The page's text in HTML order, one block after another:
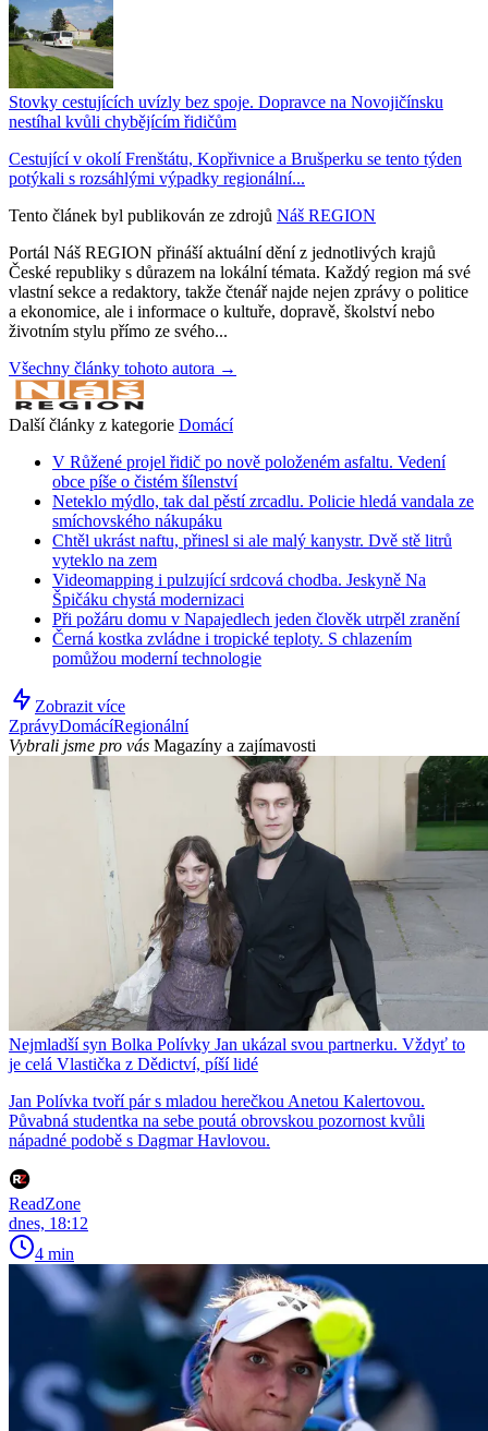
Stovky cestujících uvízly bez spoje. Dopravce na Novojičínsku
nestíhal kvůli chybějícím řidičům
Cestující v okolí Frenštátu, Kopřivnice a Brušperku se tento týden
potýkali s rozsáhlými výpadky regionální...
Tento článek byl publikován ze zdrojů Náš REGION
Portál Náš REGION přináší aktuální dění z jednotlivých krajů
České republiky s důrazem na lokální témata. Každý region má své
vlastní sekce a redaktory, takže čtenář najde nejen zprávy o politice
a ekonomice, ale i informace o kultuře, dopravě, školství nebo
životním stylu přímo ze svého...
Všechny články tohoto autora →
Další články z kategorie Domácí
V Růžené projel řidič po nově položeném asfaltu. Vedení
obce píše o čistém šílenství
Neteklo mýdlo, tak dal pěstí zrcadlu. Policie hledá vandala ze
smíchovského nákupáku
Chtěl ukrást naftu, přinesl si ale malý kanystr. Dvě stě litrů
vyteklo na zem
Videomapping i pulzující srdcová chodba. Jeskyně Na
Špičáku chystá modernizaci
Při požáru domu v Napajedlech jeden člověk utrpěl zranění
Černá kostka zvládne i tropické teploty. S chlazením
pomůžou moderní technologie
Zobrazit více
ZprávyDomácíRegionální
Vybrali jsme pro vás Magazíny a zajímavosti
Nejmladší syn Bolka Polívky Jan ukázal svou partnerku. Vždyť to
je celá Vlastička z Dědictví, píší lidé
Jan Polívka tvoří pár s mladou herečkou Anetou Kalertovou.
Půvabná studentka na sebe poutá obrovskou pozornost kvůli
nápadné podobě s Dagmar Havlovou.
ReadZone
dnes, 18:12
4 min